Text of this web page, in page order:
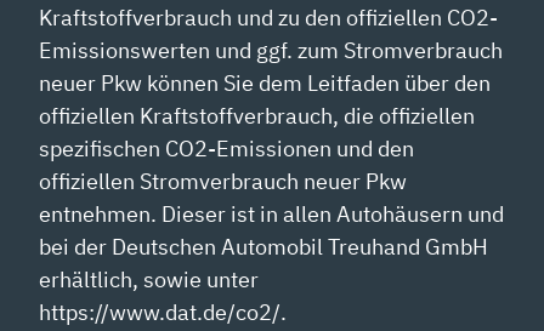
Kraftstoffverbrauch und zu den offiziellen CO2-
Emissionswerten und ggf. zum Stromverbrauch
neuer Pkw können Sie dem Leitfaden über den
offiziellen Kraftstoffverbrauch, die offiziellen
spezifischen CO2-Emissionen und den
offiziellen Stromverbrauch neuer Pkw
entnehmen. Dieser ist in allen Autohäusern und
bei der Deutschen Automobil Treuhand GmbH
erhältlich, sowie unter
https://www.dat.de/co2/.